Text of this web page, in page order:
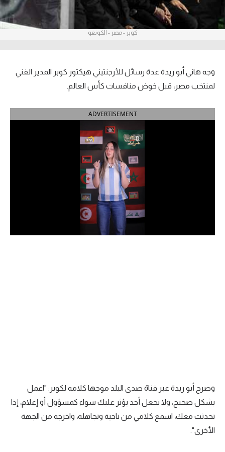
آراء حرة
بطولات
الدوري المصري
الدوري الإنجليزي الممتاز
الدوري المصري
الكرة الأوروبية
كوبر - مصر - الكونغو
وجه هاني أبو ريدة عدة رسائل للأرجنتيني هيكتور كوبر المدير الفني
لمنتخب مصر، قبل خوض منافسات كأس العالم.
ADVERTISEMENT
وصرح أبو ريدة عبر قناة صدى البلد موجها كلامه لكوبر: "اعمل
بشكل صحيح، ولا تجعل أحد يؤثر عليك سواء كمسؤول أو إعلام، إذا
تحدثت معك، اسمع كلامي من ناحية وتجاهله، واخرجه من الجهة
الأخرى".